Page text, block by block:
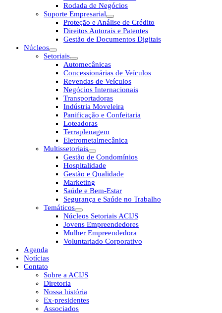
Rodada de Negócios
Suporte Empresarial
Proteção e Análise de Crédito
Direitos Autorais e Patentes
Gestão de Documentos Digitais
Núcleos
Setoriais
Automecânicas
Concessionárias de Veículos
Revendas de Veículos
Negócios Internacionais
Transportadoras
Indústria Moveleira
Panificação e Confeitaria
Loteadoras
Terraplenagem
Eletrometalmecânica
Multissetoriais
Gestão de Condomínios
Hospitalidade
Gestão e Qualidade
Marketing
Saúde e Bem-Estar
Segurança e Saúde no Trabalho
Temáticos
Núcleos Setoriais ACIJS
Jovens Empreendedores
Mulher Empreendedora
Voluntariado Corporativo
Agenda
Notícias
Contato
Sobre a ACIJS
Diretoria
Nossa história
Ex-presidentes
Associados